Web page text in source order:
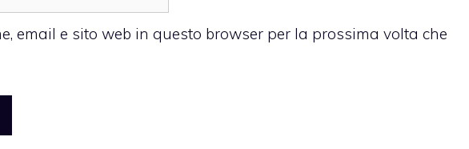
email e sito web in questo browser per la prossima volta che